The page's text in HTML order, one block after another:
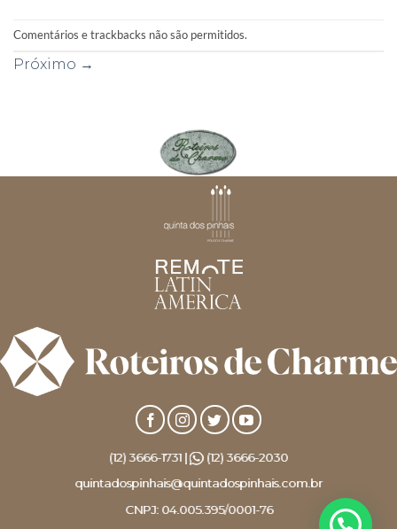
Comentários e trackbacks não são permitidos.
Próximo →
(12) 3666-1731 |
(12) 3666-2030
quintadospinhais@quintadospinhais.com.br
CNPJ: 04.005.395/0001-76